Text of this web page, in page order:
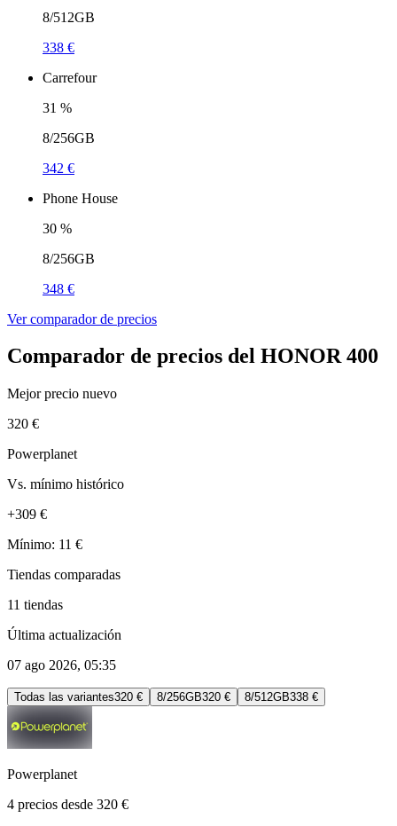
8/512GB
338 €
Carrefour
31 %
8/256GB
342 €
Phone House
30 %
8/256GB
348 €
Ver comparador de precios
Comparador de precios del HONOR 400
Mejor precio nuevo
320 €
Powerplanet
Vs. mínimo histórico
+309 €
Mínimo: 11 €
Tiendas comparadas
11 tiendas
Última actualización
07 ago 2026, 05:35
Todas las variantes320 € 8/256GB320 € 8/512GB338 €
Powerplanet
4 precios desde 320 €